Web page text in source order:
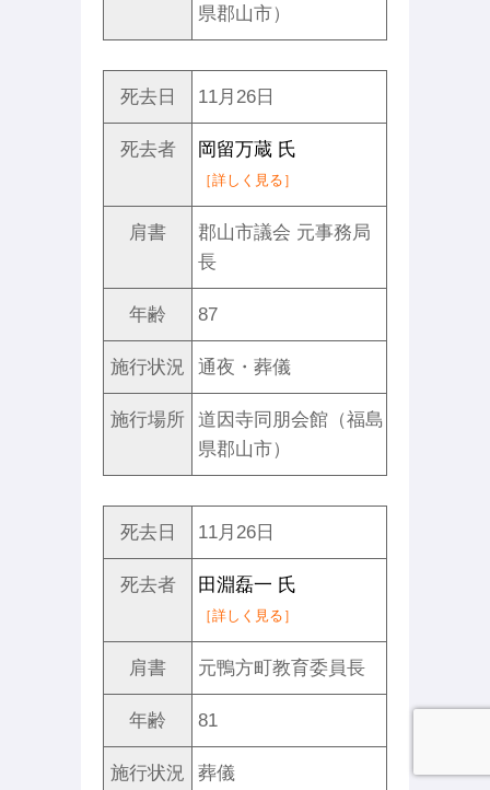
県郡山市）
死去日 11月26日
死去者 岡留万蔵 氏
［詳しく見る］
肩書
郡山市議会 元事務局
長
年齢 87
施行状況 通夜・葬儀
施行場所
道因寺同朋会館（福島
県郡山市）
死去日 11月26日
死去者 田淵磊一 氏
［詳しく見る］
肩書 元鴨方町教育委員長
年齢 81
施行状況 葬儀